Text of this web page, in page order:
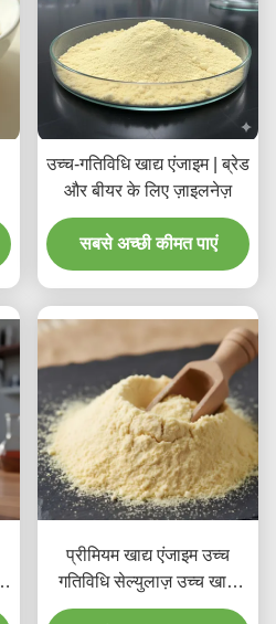
उच्च-गतिविधि खाद्य एंजाइम | ब्रेड
और बीयर के लिए ज़ाइलनेज़
सबसे अच्छी कीमत पाएं
प्रीमियम खाद्य एंजाइम उच्च
गतिविधि सेल्युलाज़ उच्च खाद्य
प्रसंस्करण के लिए